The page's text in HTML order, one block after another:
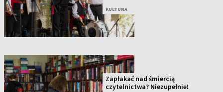
KULTURA
Zapłakać nad śmiercią
czytelnictwa? Niezupełnie!